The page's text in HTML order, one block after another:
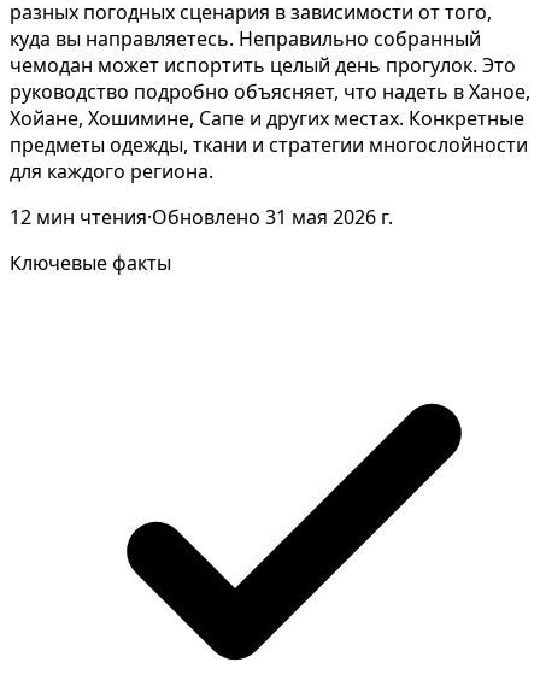
разных погодных сценария в зависимости от того,
куда вы направляетесь. Неправильно собранный
чемодан может испортить целый день прогулок. Это
руководство подробно объясняет, что надеть в Ханое,
Хойане, Хошимине, Сапе и других местах. Конкретные
предметы одежды, ткани и стратегии многослойности
для каждого региона.
12 мин чтения·Обновлено 31 мая 2026 г.
Ключевые факты